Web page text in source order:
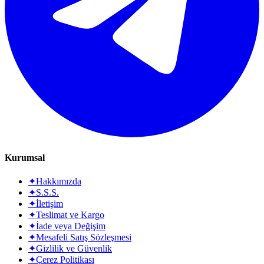
Kurumsal
✦Hakkımızda
✦S.S.S.
✦İletişim
✦Teslimat ve Kargo
✦İade veya Değişim
✦Mesafeli Satış Sözleşmesi
✦Gizlilik ve Güvenlik
✦Çerez Politikası